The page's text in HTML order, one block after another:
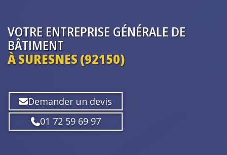
VOTRE ENTREPRISE GÉNÉRALE DE
BÂTIMENT
À SURESNES (92150)
Demander un devis
01 72 59 69 97